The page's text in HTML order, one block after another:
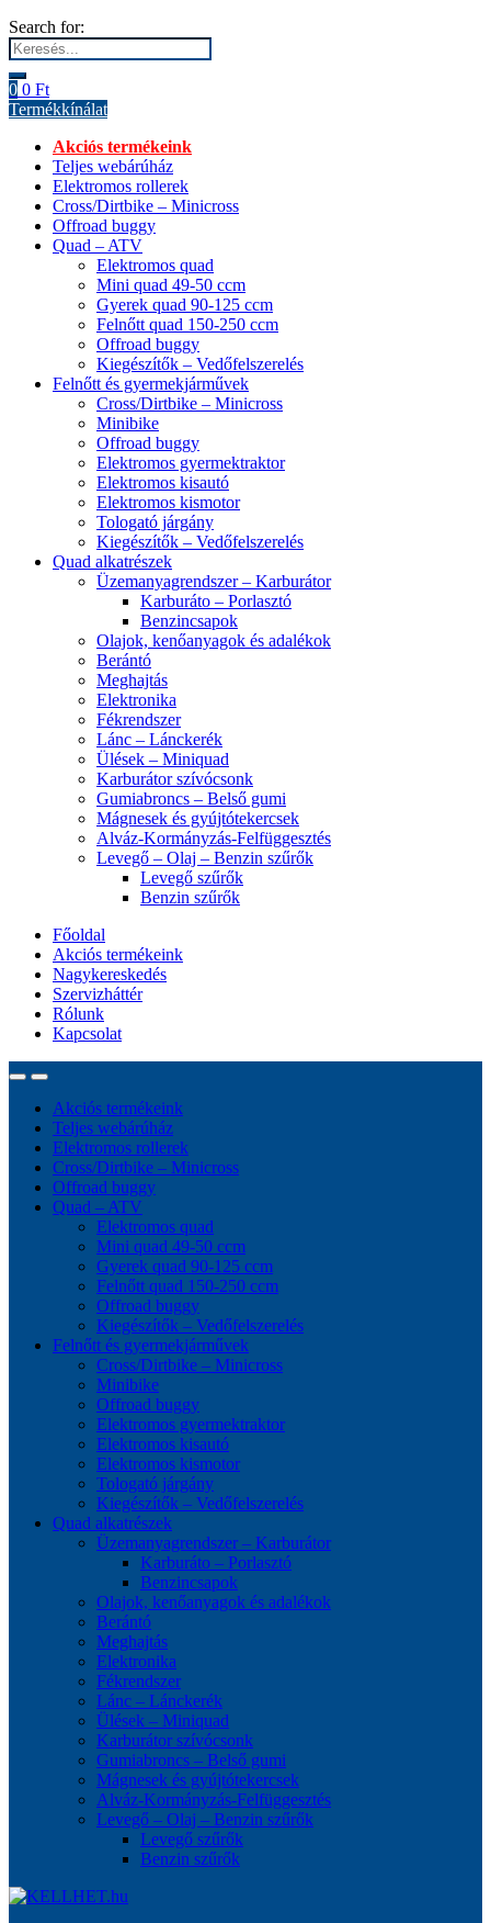
Search for:
0 0 Ft
Termékkínálat
Akciós termékeink
Teljes webárúház
Elektromos rollerek
Cross/Dirtbike – Minicross
Offroad buggy
Quad – ATV
Elektromos quad
Mini quad 49-50 ccm
Gyerek quad 90-125 ccm
Felnőtt quad 150-250 ccm
Offroad buggy
Kiegészítők – Vedőfelszerelés
Felnőtt és gyermekjárművek
Cross/Dirtbike – Minicross
Minibike
Offroad buggy
Elektromos gyermektraktor
Elektromos kisautó
Elektromos kismotor
Tologató járgány
Kiegészítők – Vedőfelszerelés
Quad alkatrészek
Üzemanyagrendszer – Karburátor
Karburáto – Porlasztó
Benzincsapok
Olajok, kenőanyagok és adalékok
Berántó
Meghajtás
Elektronika
Fékrendszer
Lánc – Lánckerék
Ülések – Miniquad
Karburátor szívócsonk
Gumiabroncs – Belső gumi
Mágnesek és gyújtótekercsek
Alváz-Kormányzás-Felfüggesztés
Levegő – Olaj – Benzin szűrők
Levegő szűrők
Benzin szűrők
Főoldal
Akciós termékeink
Nagykereskedés
Szervizháttér
Rólunk
Kapcsolat
Akciós termékeink
Teljes webárúház
Elektromos rollerek
Cross/Dirtbike – Minicross
Offroad buggy
Quad – ATV
Elektromos quad
Mini quad 49-50 ccm
Gyerek quad 90-125 ccm
Felnőtt quad 150-250 ccm
Offroad buggy
Kiegészítők – Vedőfelszerelés
Felnőtt és gyermekjárművek
Cross/Dirtbike – Minicross
Minibike
Offroad buggy
Elektromos gyermektraktor
Elektromos kisautó
Elektromos kismotor
Tologató járgány
Kiegészítők – Vedőfelszerelés
Quad alkatrészek
Üzemanyagrendszer – Karburátor
Karburáto – Porlasztó
Benzincsapok
Olajok, kenőanyagok és adalékok
Berántó
Meghajtás
Elektronika
Fékrendszer
Lánc – Lánckerék
Ülések – Miniquad
Karburátor szívócsonk
Gumiabroncs – Belső gumi
Mágnesek és gyújtótekercsek
Alváz-Kormányzás-Felfüggesztés
Levegő – Olaj – Benzin szűrők
Levegő szűrők
Benzin szűrők